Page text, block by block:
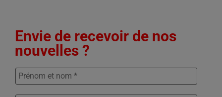
Envie de recevoir de nos
nouvelles ?